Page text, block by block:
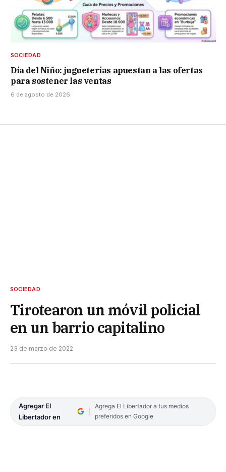
SOCIEDAD
Día del Niño: jugueterías apuestan a las ofertas
para sostener las ventas
6 de agosto de 2026
SOCIEDAD
Tirotearon un móvil policial
en un barrio capitalino
23 de marzo de 2022
Agregar El
Libertador en
Agrega El Libertador a tus medios
preferidos en Google